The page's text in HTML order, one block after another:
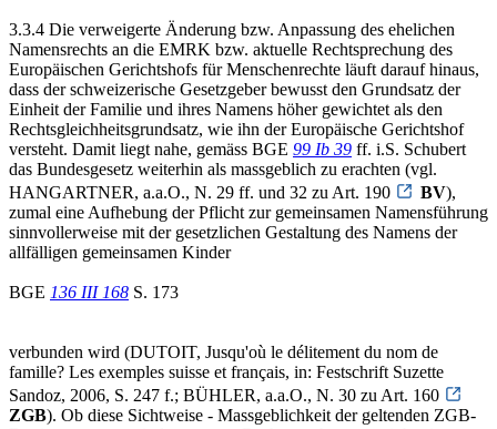
3.3.4 Die verweigerte Änderung bzw. Anpassung des ehelichen
Namensrechts an die EMRK bzw. aktuelle Rechtsprechung des
Europäischen Gerichtshofs für Menschenrechte läuft darauf hinaus,
dass der schweizerische Gesetzgeber bewusst den Grundsatz der
Einheit der Familie und ihres Namens höher gewichtet als den
Rechtsgleichheitsgrundsatz, wie ihn der Europäische Gerichtshof
versteht. Damit liegt nahe, gemäss BGE 99 Ib 39 ff. i.S. Schubert
das Bundesgesetz weiterhin als massgeblich zu erachten (vgl.
HANGARTNER, a.a.O., N. 29 ff. und 32 zu Art. 190
BV),
zumal eine Aufhebung der Pflicht zur gemeinsamen Namensführung
sinnvollerweise mit der gesetzlichen Gestaltung des Namens der
allfälligen gemeinsamen Kinder
BGE 136 III 168 S. 173
verbunden wird (DUTOIT, Jusqu'où le délitement du nom de
famille? Les exemples suisse et français, in: Festschrift Suzette
Sandoz, 2006, S. 247 f.; BÜHLER, a.a.O., N. 30 zu Art. 160
ZGB). Ob diese Sichtweise - Massgeblichkeit der geltenden ZGB-